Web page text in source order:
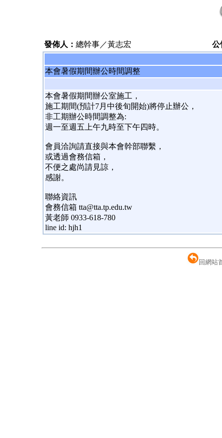
發佈人： 總幹事／黃志宏 公
本會暑假期間辦公時間調整
本會暑假期間辦公室施工，
施工期間(預計7月中後旬開始)將停止辦公，
非工期辦公時間調整為:
週一至週五上午九時至下午四時。
會員洽詢請直接與本會幹部聯繫，
或透過會務信箱，
不便之處尚請見諒，
感謝。
聯絡資訊
會務信箱 tta@tta.tp.edu.tw
黃老師 0933-618-780
line id: hjh1
回網站